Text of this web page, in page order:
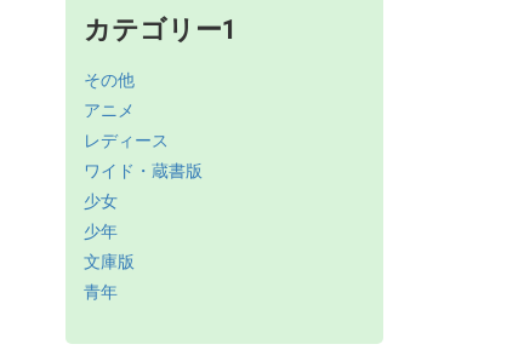
カテゴリー1
その他
アニメ
レディース
ワイド・蔵書版
少女
少年
文庫版
青年